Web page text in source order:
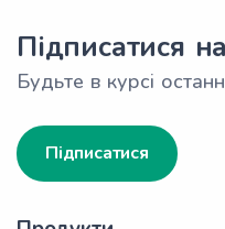
Підписатися
Будьте в курсі
Підписатися